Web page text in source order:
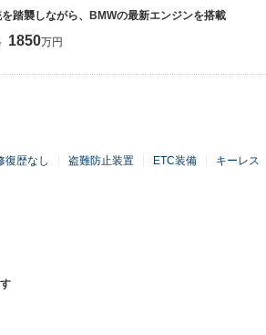
踏襲しながら、BMWの最新エンジンを搭載
1850万円
復歴なし 盗難防止装置 ETC装備 キーレス